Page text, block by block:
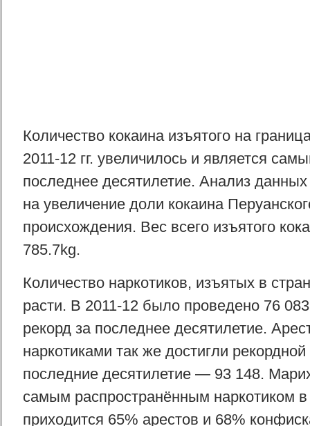
Количество кокаина изъятого на
2011-12 гг. увеличилось и является
последнее десятилетие. Анализ данных
на увеличение доли кокаина
происхождения. Вес всего изъятого
785.7kg.
Количество наркотиков, изъятых в
расти. В 2011-12 было проведено 76
рекорд за последнее десятилетие.
наркотиками так же достигли рекордной
последние десятилетие — 93 148.
самым распространённым наркотиком
приходится 65% арестов и 68%